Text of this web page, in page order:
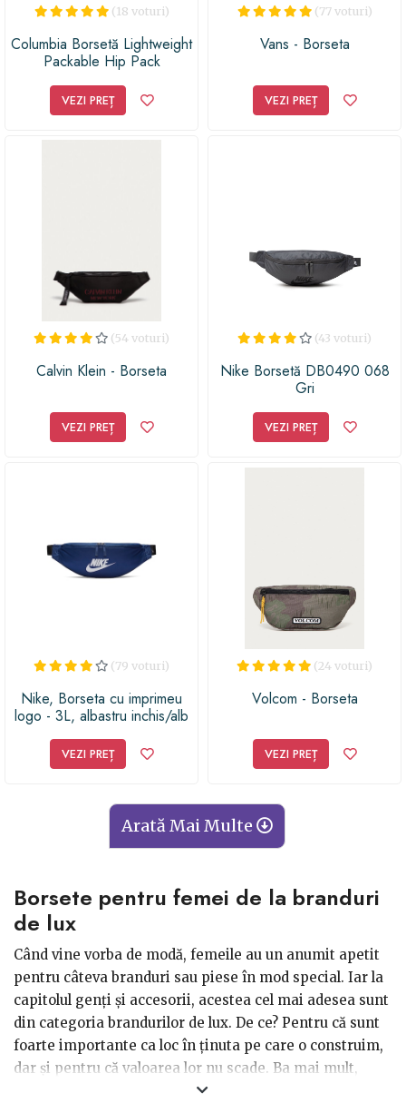
(18 voturi)
Columbia Borsetă Lightweight
Packable Hip Pack
VEZI PREȚ
(77 voturi)
Vans - Borseta
VEZI PREȚ
(54 voturi)
Calvin Klein - Borseta
VEZI PREȚ
(43 voturi)
Nike Borsetă DB0490 068
Gri
VEZI PREȚ
(79 voturi)
Nike, Borseta cu imprimeu
logo - 3L, albastru inchis/alb
VEZI PREȚ
(24 voturi)
Volcom - Borseta
VEZI PREȚ
Arată Mai Multe
Borsete pentru femei de la branduri
de lux
Când vine vorba de modă, femeile au un anumit apetit
pentru câteva branduri sau piese în mod special. Iar la
capitolul genți și accesorii, acestea cel mai adesea sunt
din categoria brandurilor de lux. De ce? Pentru că sunt
foarte importante ca loc în ținuta pe care o construim,
dar și pentru că valoarea lor nu scade. Ba mai mult,
poate crește. Anul acesta poți oferi cadou unei femei